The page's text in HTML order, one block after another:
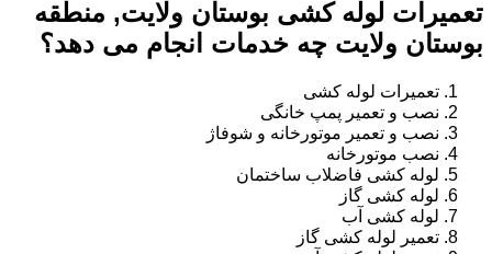
تعمیرات لوله کشی بوستان ولایت, منطقه
بوستان ولایت چه خدمات انجام می دهد؟
تعمیرات لوله کشی
نصب و تعمیر پمپ خانگی
نصب و تعمیر موتورخانه و شوفاژ
نصب موتورخانه
لوله کشی فاضلاب ساختمان
لوله کشی گاز
لوله کشی آب
تعمیر لوله کشی گاز